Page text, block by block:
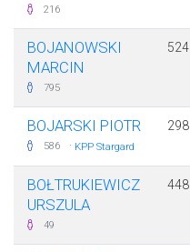
216
BOJANOWSKI
MARCIN
795
524
BOJARSKI PIOTR
586 · KPP Stargard
298
BOŁTRUKIEWICZ
URSZULA
49
448